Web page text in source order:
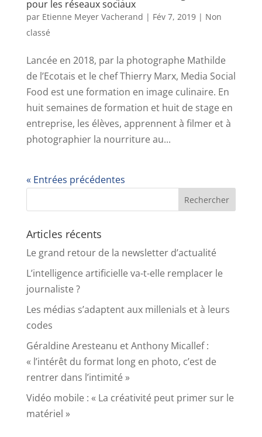
pour les réseaux sociaux
par Etienne Meyer Vacherand | Fév 7, 2019| Non
classé
Lancée en 2018, par la photographe Mathilde
de l’Ecotais et le chef Thierry Marx, Media Social
Food est une formation en image culinaire. En
huit semaines de formation et huit de stage en
entreprise, les élèves, apprennent à filmer et à
photographier la nourriture au...
« Entrées précédentes
Articles récents
Le grand retour de la newsletter d’actualité
L’intelligence artificielle va-t-elle remplacer le
journaliste ?
Les médias s’adaptent aux millenials et à leurs
codes
Géraldine Aresteanu et Anthony Micallef :
« l’intérêt du format long en photo, c’est de
rentrer dans l’intimité »
Vidéo mobile : « La créativité peut primer sur le
matériel »